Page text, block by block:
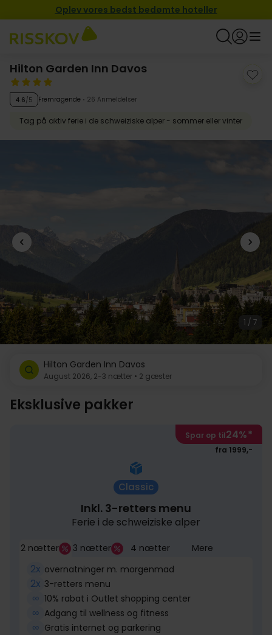
Oplev vores bedst bedømte hoteller
Hilton Garden Inn Davos
4.6/5 Fremragende 26 Anmeldelser
Tag på aktiv ferie i de schweiziske alper - sommer eller vinter
1 / 7
Hilton Garden Inn Davos
August 2026, 2-3 nætter • 2 gæster
Eksklusive pakker
Spar op til24%*
fra 1999,-
Classic
Inkl. 3-retters menu
Ferie i de schweiziske alper
2 nætter 3 nætter 4 nætter Mere
2x overnatninger m. morgenmad
2x 3-retters menu
∞ 10% rabat i Outlet shopping center
∞ Adgang til wellness og fitness
∞ Gratis internet og parkering